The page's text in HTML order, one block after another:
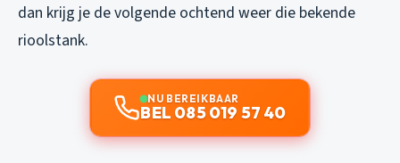
dan krijg je de volgende ochtend weer die bekende
rioolstank.
NU BEREIKBAAR
BEL 085 019 57 40